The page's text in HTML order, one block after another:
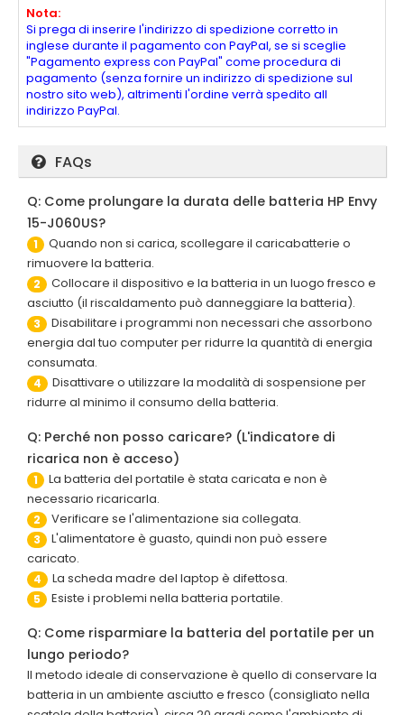
Nota:
Si prega di inserire l'indirizzo di spedizione corretto in
inglese durante il pagamento con PayPal, se si sceglie
"Pagamento express con PayPal" come procedura di
pagamento (senza fornire un indirizzo di spedizione sul
nostro sito web), altrimenti l'ordine verrà spedito all
indirizzo PayPal.
FAQs
Q: Come prolungare la durata delle batteria HP Envy
15-J060US?
1
Quando non si carica, scollegare il caricabatterie o
rimuovere la batteria.
2
Collocare il dispositivo e la batteria in un luogo fresco e
asciutto (il riscaldamento può danneggiare la batteria).
3
Disabilitare i programmi non necessari che assorbono
energia dal tuo computer per ridurre la quantità di energia
consumata.
4
Disattivare o utilizzare la modalità di sospensione per
ridurre al minimo il consumo della batteria.
Q: Perché non posso caricare? (L'indicatore di
ricarica non è acceso)
1
La batteria del portatile è stata caricata e non è
necessario ricaricarla.
2 Verificare se l'alimentazione sia collegata.
3
L'alimentatore è guasto, quindi non può essere
caricato.
4 La scheda madre del laptop è difettosa.
5 Esiste i problemi nella batteria portatile.
Q: Come risparmiare la batteria del portatile per un
lungo periodo?
Il metodo ideale di conservazione è quello di conservare la
batteria in un ambiente asciutto e fresco (consigliato nella